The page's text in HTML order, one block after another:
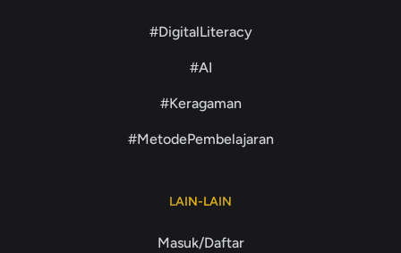
#DigitalLiteracy
#AI
#Keragaman
#MetodePembelajaran
LAIN-LAIN
Masuk/Daftar